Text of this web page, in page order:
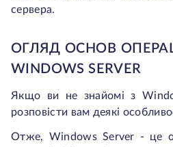
сервера.
ОГЛЯД ОСНОВ
WINDOWS SERVER
Якщо ви не знайомі з
розповісти вам деякі
Отже, Windows Server - це